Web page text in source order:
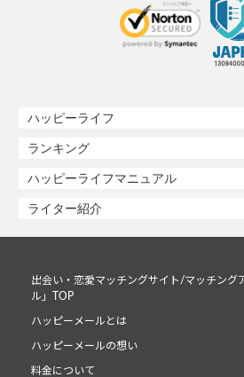
ハッピーライフ
ランキング
ハッピーライフマニュアル
ライター紹介
出会い・恋愛マッチングサイト/マッチング
ル」TOP
ハッピーメールとは
ハッピーメールの想い
料金について